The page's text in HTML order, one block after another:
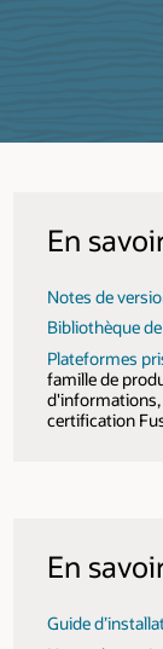
En
Notes de
Bibliothèque
Plateformes
famille de
d'informations,
certification
En
Guide